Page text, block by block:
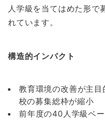
人学級を当てはめた形で
れています。
構造的インパクト
教育環境の改善が主
校の募集総枠が縮小
前年度の40人学級ベ